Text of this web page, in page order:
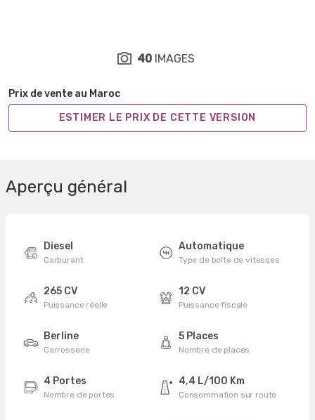
Prix de vente au Maroc
ESTIMER LE PRIX DE CETTE VERSION
40 IMAGES
Aperçu général
Diesel
Carburant
Automatique
Type de boîte de vitesses
265 CV
Puissance réelle
12 CV
Puissance fiscale
Berline
Carrosserie
5 Places
Nombre de places
4 Portes
Nombre de portes
4,4 L/100 Km
Consommation sur route